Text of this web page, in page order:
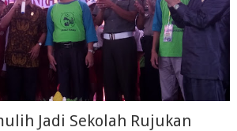
Jadi Sekolah Rujukan